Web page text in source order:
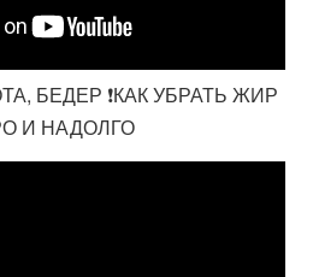
БЕДЕР ❗КАК УБРАТЬ ЖИР
И НАДОЛГО